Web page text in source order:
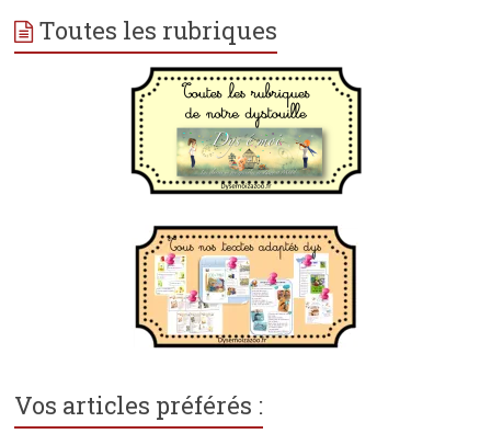
Toutes les rubriques
Vos articles préférés :